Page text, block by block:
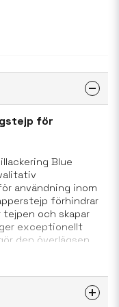
för
Blue
användning inom
förhindrar
och skapar
exceptionellt
den överlägsen
japanska
fördelar för
enbart av rispapper,